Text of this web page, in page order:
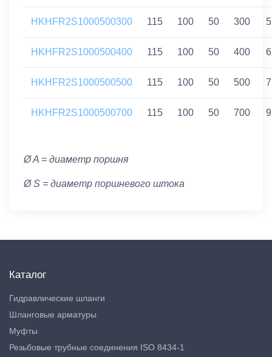
HKHFR2S1000500300 115 100 50 300
HKHFR2S1000500400 115 100 50 400
HKHFR2S1000500500 115 100 50 500
HKHFR2S1000500700 115 100 50 700
Ø A = диаметр поршня
Ø S = диаметр поршневого штока
Каталог
Гидравлические шланги
Шланговые арматуры
Муфты
Резьбовые трубные соединения ISO 8434-1